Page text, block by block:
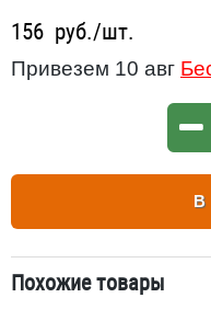
156 руб./шт.
Привезем 10 авг
В
Похожие товары